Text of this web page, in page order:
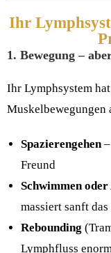
Ihr
1. Bewegung –
Ihr Lymphsystem
Muskelbewegungen
Spazierengehen–
Freund
Schwimmen
massiert sanft das
Rebounding
Lymphfluss